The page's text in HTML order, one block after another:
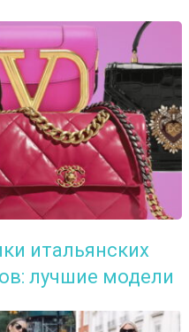
итальянских
лучшие модели